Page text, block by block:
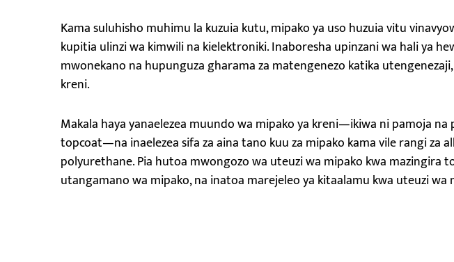
Kama suluhisho muhimu la kuzuia kutu, mipako ya uso huzuia vitu
kupitia ulinzi wa kimwili na kielektroniki. Inaboresha upinzani wa hali ya
mwonekano na hupunguza gharama za matengenezo katika
kreni.
Makala haya yanaelezea muundo wa mipako ya kreni—ikiwa ni pamoja na
topcoat—na inaelezea sifa za aina tano kuu za mipako kama vile rangi za
polyurethane. Pia hutoa mwongozo wa uteuzi wa mipako kwa mazingira
utangamano wa mipako, na inatoa marejeleo ya kitaalamu kwa uteuzi wa